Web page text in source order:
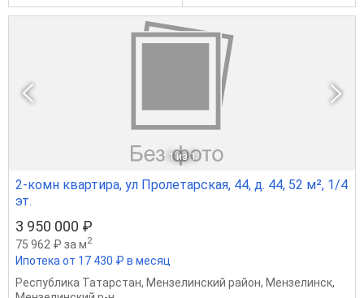
1 из 1
2-комн квартира, ул Пролетарская, 44, д. 44, 52 м², 1/4
эт.
3 950 000 ₽
75 962 ₽ за м2
Ипотека от 17 430 ₽ в месяц
Республика Татарстан, Мензелинский район, Мензелинск,